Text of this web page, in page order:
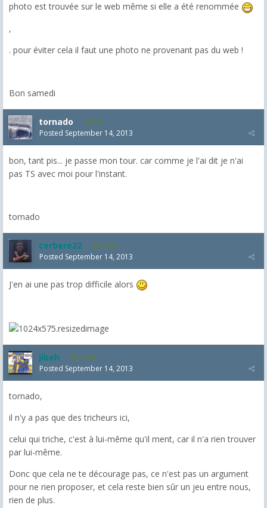
photo est trouvée sur le web même si elle a été renommée
,
. pour éviter cela il faut une photo ne provenant pas du web !
Bon samedi
tornado 116
Posted September 14, 2013
bon, tant pis... je passe mon tour. car comme je l'ai dit je n'ai
pas TS avec moi pour l'instant.
tornado
cerbere22 4,385
Posted September 14, 2013
J'en ai une pas trop difficile alors
jibeh 5,469
Posted September 14, 2013
tornado,
il n'y a pas que des tricheurs ici,
celui qui triche, c'est à lui-même qu'il ment, car il n'a rien trouver
par lui-même.
Donc que cela ne te décourage pas, ce n'est pas un argument
pour ne rien proposer, et cela reste bien sûr un jeu entre nous,
rien de plus.